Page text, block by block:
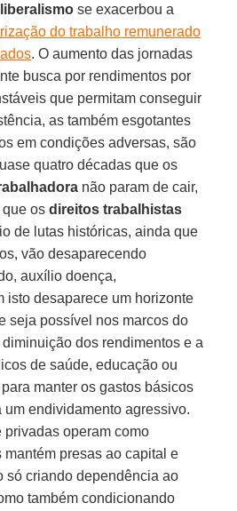
se exacerbou a
do trabalho remunerado
. O aumento das jornadas
busca por rendimentos por
que permitam conseguir
as também esgotantes
em condições adversas, são
quatro décadas que os
não param de cair,
que osdireitos trabalhistas
de lutas históricas, ainda que
vão desaparecendo
auxílio doença,
isto desaparece um horizonte
seja possível nos marcos do
dos rendimentos e a
de saúde, educação ou
manter os gastos básicos
um endividamento agressivo.
operam como
presas ao capital e
só criando dependência ao
também condicionando